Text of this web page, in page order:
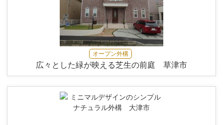
オープン外構
広々とした緑が映える芝生の前庭 草津市